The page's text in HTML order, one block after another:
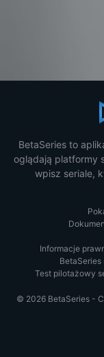
BetaSeries to
oglądają platformy
wpisz seriale,
Informacje
BetaSeries
Test pilotażowy
© 2026 BetaSeries -